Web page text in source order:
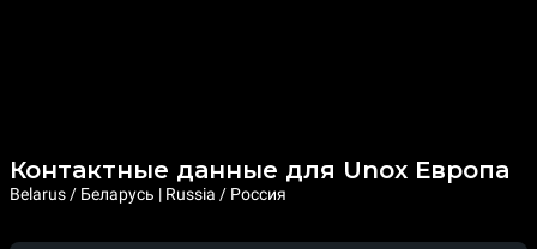
Контактные данные для Unox Европа
Belarus / Беларусь | Russia / Россия